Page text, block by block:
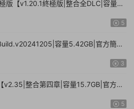
版【v1.20.1終極版|整合全DLC|容量
5
容量5.42GB|官方簡體
3
v2.35|整合第四章|容量15.7GB|官方簡
5